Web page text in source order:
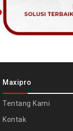
Maxipro
Tentang Kami
Kontak